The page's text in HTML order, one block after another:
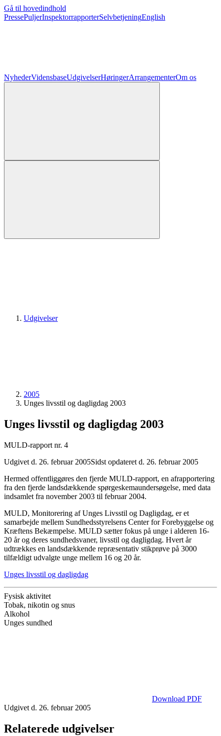
Gå til hovedindhold
PressePuljerInspektorrapporterSelvbetjeningEnglish
NyhederVidensbaseUdgivelserHøringerArrangementerOm os
Udgivelser
2005
Unges livsstil og dagligdag 2003
Unges livsstil og dagligdag 2003
MULD-rapport nr. 4
Udgivet d. 26. februar 2005Sidst opdateret d. 26. februar 2005
Hermed offentliggøres den fjerde MULD-rapport, en afrapportering
fra den fjerde landsdækkende spørgeskemaundersøgelse, med data
indsamlet fra november 2003 til februar 2004.
MULD, Monitorering af Unges Livsstil og Dagligdag, er et
samarbejde mellem Sundhedsstyrelsens Center for Forebyggelse og
Kræftens Bekæmpelse. MULD sætter fokus på unge i alderen 16-
20 år og deres sundhedsvaner, livsstil og dagligdag. Hvert år
udtrækkes en landsdækkende repræsentativ stikprøve på 3000
tilfældigt udvalgte unge mellem 16 og 20 år.
Unges livsstil og dagligdag
Fysisk aktivitet
Tobak, nikotin og snus
Alkohol
Unges sundhed
Download PDF
Udgivet d. 26. februar 2005
Relaterede udgivelser